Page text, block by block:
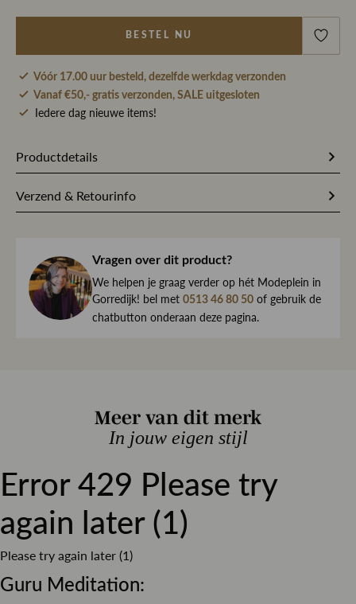
BESTEL NU
Vóór 17.00 uur besteld, dezelfde werkdag verzonden
Vanaf €50,- gratis verzonden, SALE uitgesloten
Iedere dag nieuwe items!
Productdetails
Kleur Wit
Samenstelling Pepermunt , Geranium , Drijfhout
Soorten huisgeur kruiden
Type Lont katoen
Aantal Lonten 4
Verzend & Retourinfo
haar direct naar je toe.
We begrijpen maar al te goed dat het kan gebeuren dat
een item toch niet helemaal naar wens is. Daarom ben je
altijd welkom om ieder artikel eerst te passen op ons
de winkel is dat altijd gratis. Lees hier meer over ruilen en
Lees meer over bezorgen, ruilen en retourneren
Vragen over dit product?
We helpen je graag verder op hét Modeplein in
Gorredijk! bel met 0513 46 80 50 of gebruik de
chatbutton onderaan deze pagina.
Meer van dit merk
In jouw eigen stijl
Error 429 Please try
again later (1)
Please try again later (1)
Guru Meditation: